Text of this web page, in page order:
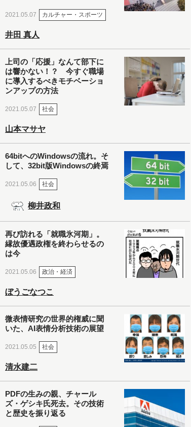
2021.05.07 カルチャー・スポーツ
井田 真人
上司の「応援」なんて部下に
は響かない！？ 今すぐ職場
に導入するべきモチベーショ
ンアップの方法
2021.05.07 社会
山本マサヤ
64bitへのWindowsの流れ。そ
して、32bit版Windowsの終焉
2021.05.06 社会
柳井政和
再び訪れる「就職氷河期」。
縁故優遇政権を終わらせるの
は今
2021.05.06 政治・経済
ぼうごなつこ
微表情研究の世界的権威に聞
いた、AI表情分析技術の展望
2021.05.05 社会
清水建二
PDFの生みの親、チャール
ズ・ゲシキ氏死去。その技術
と歴史を振り返る